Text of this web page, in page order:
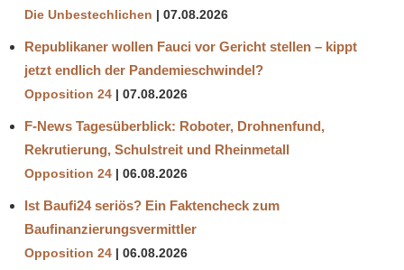
Die Unbestechlichen 07.08.2026
Republikaner wollen Fauci vor Gericht stellen – kippt
jetzt endlich der Pandemieschwindel?
Opposition 24 07.08.2026
F-News Tagesüberblick: Roboter, Drohnenfund,
Rekrutierung, Schulstreit und Rheinmetall
Opposition 24 06.08.2026
Ist Baufi24 seriös? Ein Faktencheck zum
Baufinanzierungsvermittler
Opposition 24 06.08.2026